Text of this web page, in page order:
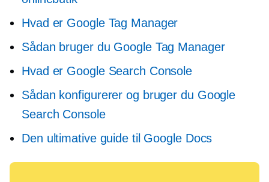
Hvad er Google Tag Manager
Sådan bruger du Google Tag Manager
Hvad er Google Search Console
Sådan konfigurerer og bruger du Google
Search Console
Den ultimative guide til Google Docs